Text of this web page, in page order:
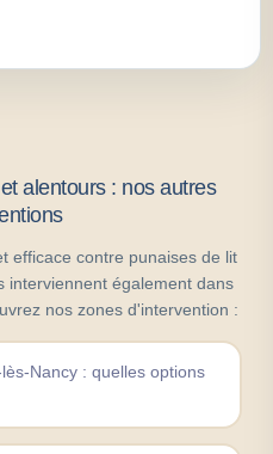
alentours : nos autres
efficace contre punaises de lit
interviennent également dans
nos zones d'intervention :
Nancy : quelles options